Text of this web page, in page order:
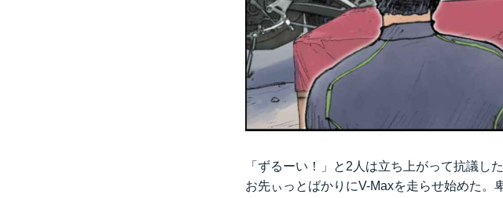
「ずるーい！」と2人は立ち上がって抗議し
お先ぃっとばかりにV-Maxを走らせ始めた